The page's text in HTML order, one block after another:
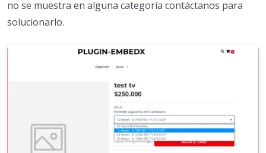
no se muestra en alguna categoría contáctanos para
solucionarlo.